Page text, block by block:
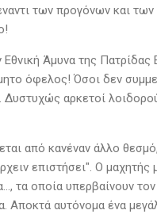
των προγόνων και
Άμυνα της Πατρίδας
όφελος! Όσοι δεν
αρκετοί
από κανέναν άλλο θεσμό,
επιστήσει". Ο
τα οποία υπερβαίνουν
Αποκτά αυτόνομα ένα